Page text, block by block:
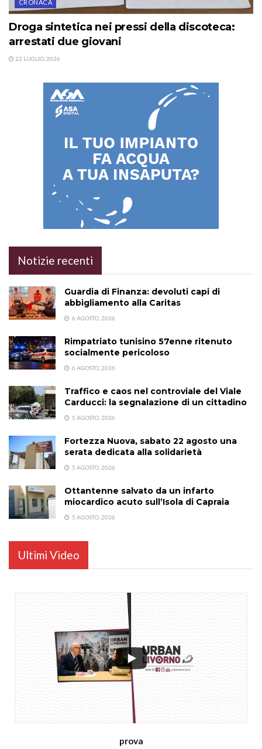
CRONACA
Droga sintetica nei pressi della discoteca:
arrestati due giovani
22 LUGLIO, 2026
Notizie recenti
Guardia di Finanza: devoluti capi di
abbigliamento alla Caritas
6 AGOSTO, 2026
Rimpatriato tunisino 57enne ritenuto
socialmente pericoloso
6 AGOSTO, 2026
Traffico e caos nel controviale del Viale
Carducci: la segnalazione di un cittadino
5 AGOSTO, 2026
Fortezza Nuova, sabato 22 agosto una
serata dedicata alla solidarietà
5 AGOSTO, 2026
Ottantenne salvato da un infarto
miocardico acuto sull’Isola di Capraia
5 AGOSTO, 2026
Ultimi Video
prova